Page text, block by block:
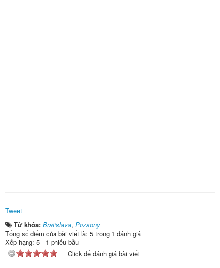
Tweet
Từ khóa: Bratislava, Pozsony
Tổng số điểm của bài viết là: 5 trong 1 đánh giá
Xếp hạng: 5 - 1 phiếu bầu
Click để đánh giá bài viết